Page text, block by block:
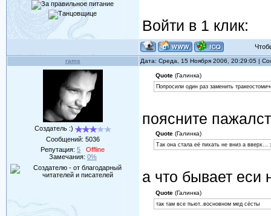
Войти в 1 клик:
rams Дата: Среда, 15 Ноября 2006, 20:29:05 |
Создатель :)
Сообщений: 5036
Репутация:5
Offline
Замечания: 0%
Quote(Галинка)
Попросили один раз заменить
поясните
Quote(Галинка)
Так она стала её пихать не вниз а вверх...
а что бывает еси
Quote(Галинка)
так там все пьют..восновном мед сёсты